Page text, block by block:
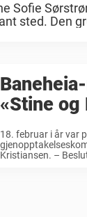
Sofie
sted. Den
«Stine og
18. februar i år var
Kristiansen. –